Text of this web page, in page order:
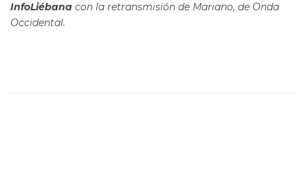
InfoLiébana con la retransmisión de Mariano, de Onda
Occidental.